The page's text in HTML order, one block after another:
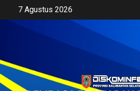
content
7 Agustus 2026